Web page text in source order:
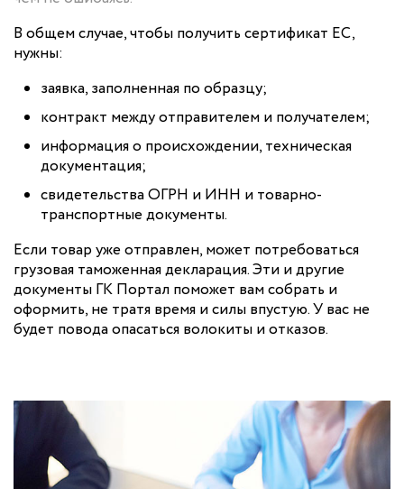
В общем случае, чтобы получить сертификат ЕС,
нужны:
заявка, заполненная по образцу;
контракт между отправителем и получателем;
информация о происхождении, техническая
документация;
свидетельства ОГРН и ИНН и товарно-
транспортные документы.
Если товар уже отправлен, может потребоваться
грузовая таможенная декларация. Эти и другие
документы ГК Портал поможет вам собрать и
оформить, не тратя время и силы впустую. У вас не
будет повода опасаться волокиты и отказов.